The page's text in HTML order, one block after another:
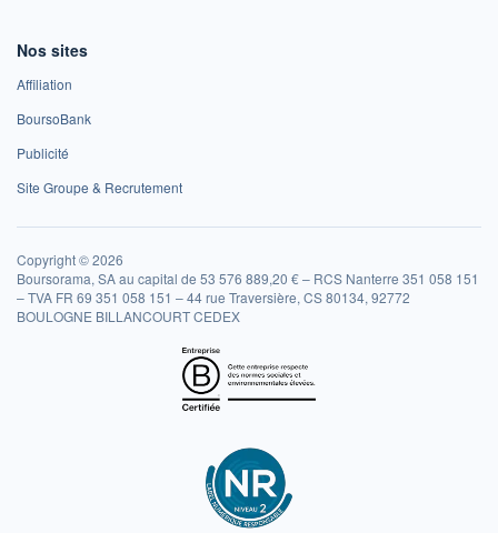
Nos sites
Affiliation
BoursoBank
Publicité
Site Groupe & Recrutement
Copyright © 2026
Boursorama, SA au capital de 53 576 889,20 € – RCS Nanterre 351 058 151
– TVA FR 69 351 058 151 – 44 rue Traversière, CS 80134, 92772
BOULOGNE BILLANCOURT CEDEX